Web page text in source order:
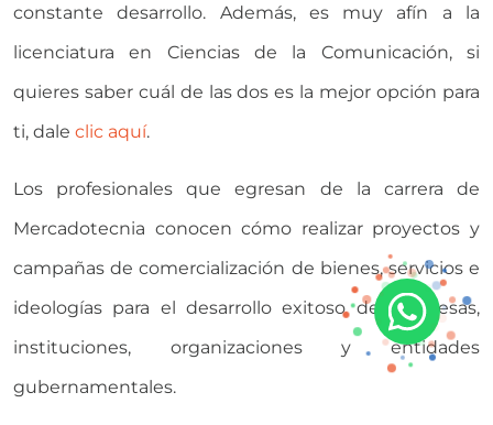
constante desarrollo. Además, es muy afín a la
licenciatura en Ciencias de la Comunicación, si
quieres saber cuál de las dos es la mejor opción para
ti, dale clic aquí.
Los profesionales que egresan de la carrera de
Mercadotecnia conocen cómo realizar proyectos y
campañas de comercialización de bienes, servicios e
ideologías para el desarrollo exitoso de empresas,
instituciones, organizaciones y entidades
gubernamentales.